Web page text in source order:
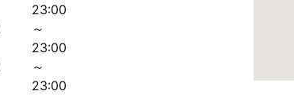
23:00
～
23:00
～
23:00